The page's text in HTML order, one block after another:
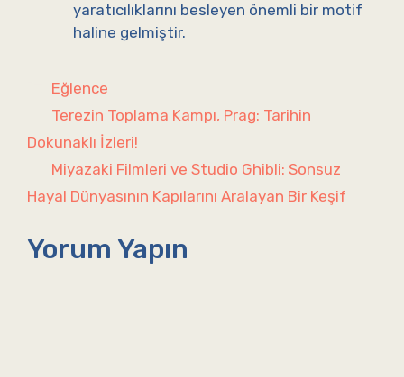
yaratıcılıklarını besleyen önemli bir motif
haline gelmiştir.
Kategoriler
Eğlence
Terezin Toplama Kampı, Prag: Tarihin
Dokunaklı İzleri!
Miyazaki Filmleri ve Studio Ghibli: Sonsuz
Hayal Dünyasının Kapılarını Aralayan Bir Keşif
Yorum Yapın